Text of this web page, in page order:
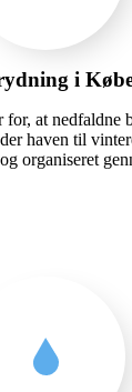
i
for, at nedfaldne
haven til
organiseret